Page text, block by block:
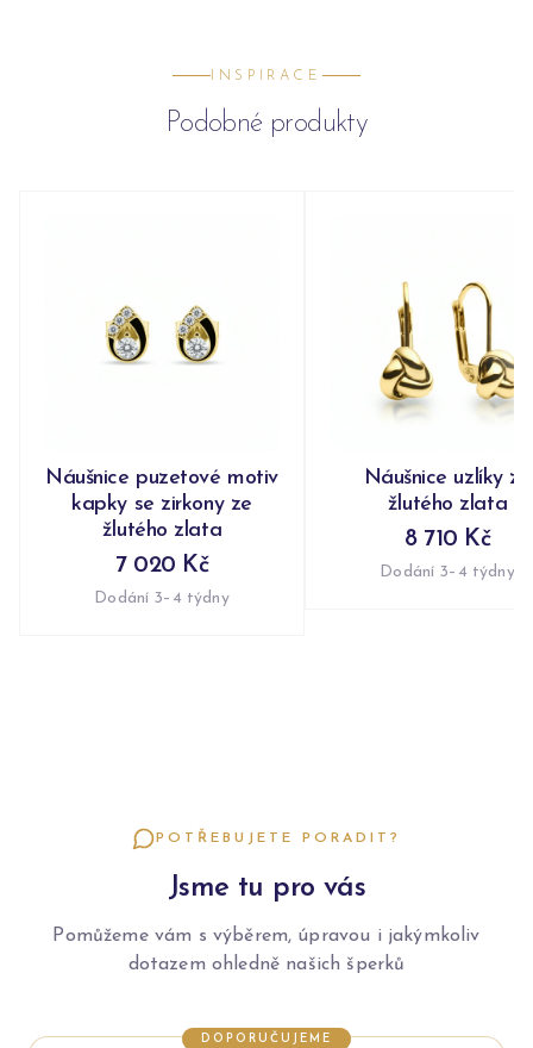
INSPIRACE
Podobné produkty
Náušnice puzetové motiv
kapky se zirkony ze
žlutého zlata
7 020 Kč
Dodání 3–4 týdny
Náušnice uzlíky ze
žlutého zlata
8 710 Kč
Dodání 3–4 týdny
POTŘEBUJETE PORADIT?
Jsme tu pro vás
Pomůžeme vám s výběrem, úpravou i jakýmkoliv
dotazem ohledně našich šperků
DOPORUČUJEME